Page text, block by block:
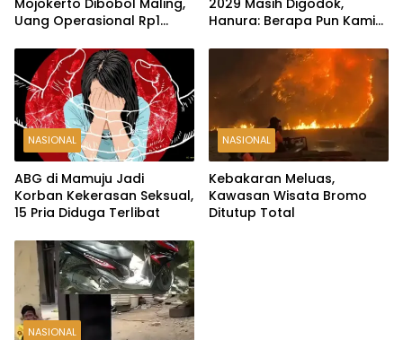
Mojokerto Dibobol Maling,
Uang Operasional Rp1
2029 Masih Digodok,
Hanura: Berapa Pun Kami
NASIONAL
ABG di Mamuju Jadi
Korban Kekerasan Seksual,
15 Pria Diduga Terlibat
NASIONAL
Kebakaran Meluas,
Kawasan Wisata Bromo
Ditutup Total
NASIONAL